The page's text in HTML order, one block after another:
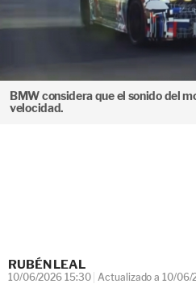
BMW considera que el sonido del
velocidad.
RUBÉN LEAL
10/06/2026 15:30 Actualizado a 10/06/